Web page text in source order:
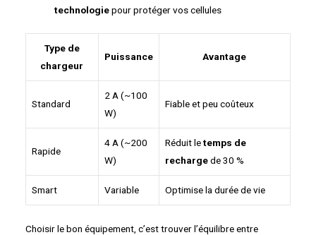
technologiepour protéger vos cellules
Type de
chargeur
Puissance Avantage
Standard
2 A (~100
W)
Fiable et peu coûteux
Rapide
4 A (~200
W)
Réduit letemps de
rechargede 30 %
Smart Variable Optimise la durée de vie
Choisir le bon équipement, c’est trouver l’équilibre entre